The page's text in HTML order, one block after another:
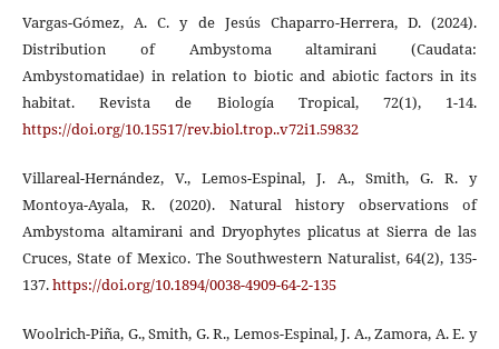
Vargas-Gómez, A. C. y de Jesús Chaparro-Herrera, D. (2024).
Distribution of Ambystoma altamirani (Caudata:
Ambystomatidae) in relation to biotic and abiotic factors in its
habitat. Revista de Biología Tropical, 72(1), 1-14.
https://doi.org/10.15517/rev.biol.trop..v72i1.59832
Villareal-Hernández, V., Lemos-Espinal, J. A., Smith, G. R. y
Montoya-Ayala, R. (2020). Natural history observations of
Ambystoma altamirani and Dryophytes plicatus at Sierra de las
Cruces, State of Mexico. The Southwestern Naturalist, 64(2), 135-
137.https://doi.org/10.1894/0038-4909-64-2-135
Woolrich-Piña, G., Smith, G. R., Lemos-Espinal, J. A., Zamora, A. E. y